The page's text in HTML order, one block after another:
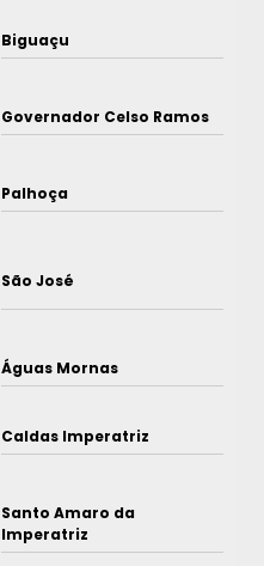
Biguaçu
Governador Celso Ramos
Palhoça
São José
Águas Mornas
Caldas Imperatriz
Santo Amaro da
Imperatriz